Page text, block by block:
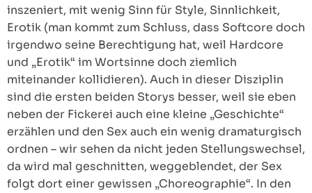
inszeniert, mit wenig Sinn für Style, Sinnlichkeit,
Erotik (man kommt zum Schluss, dass Softcore doch
irgendwo seine Berechtigung hat, weil Hardcore
und „Erotik“ im Wortsinne doch ziemlich
miteinander kollidieren). Auch in dieser Disziplin
sind die ersten beiden Storys besser, weil sie eben
neben der Fickerei auch eine kleine „Geschichte“
erzählen und den Sex auch ein wenig dramaturgisch
ordnen – wir sehen da nicht jeden Stellungswechsel,
da wird mal geschnitten, weggeblendet, der Sex
folgt dort einer gewissen „Choreographie“. In den